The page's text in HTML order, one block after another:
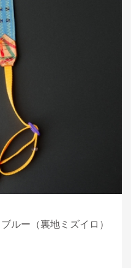
ルー（裏地ミズイロ）